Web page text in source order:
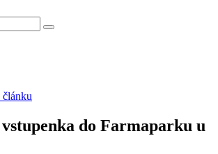
do Farmaparku u